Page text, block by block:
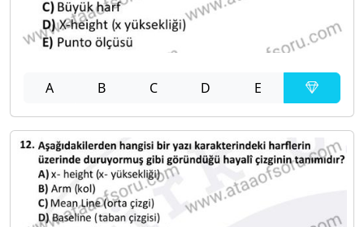
A B C D E